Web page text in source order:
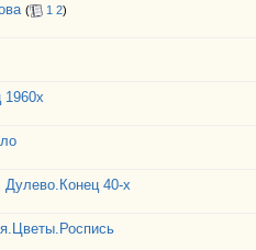
( 1 2)
1960х
Дулево.Конец 40-х